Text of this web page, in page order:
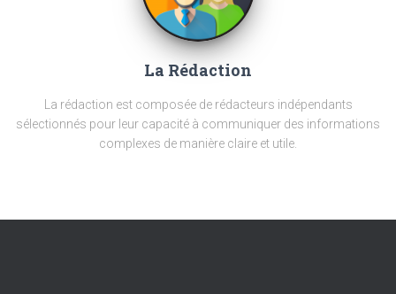
La Rédaction
La rédaction est composée de rédacteurs indépendants
sélectionnés pour leur capacité à communiquer des informations
complexes de manière claire et utile.